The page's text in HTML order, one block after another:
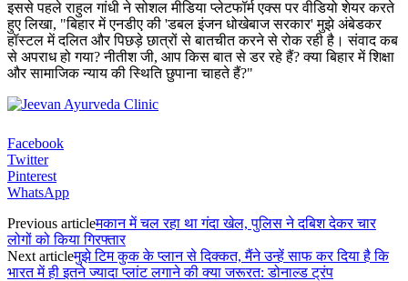
इससे पहले राहुल गांधी ने सोशल मीडिया प्लेटफॉर्म एक्स पर वीडियो शेयर करते
हुए लिखा, "बिहार में एनडीए की 'डबल इंजन धोखेबाज सरकार' मुझे अंबेडकर
हॉस्टल में दलित और पिछड़े छात्रों से बातचीत करने से रोक रही है। संवाद कब
से अपराध हो गया? नीतीश जी, आप किस बात से डर रहे हैं? क्या बिहार में शिक्षा
और सामाजिक न्याय की स्थिति छुपाना चाहते हैं?"
Facebook
Twitter
Pinterest
WhatsApp
Previous articleमकान में चल रहा था गंदा खेल, पुलिस ने दबिश देकर चार
लोगों को किया गिरफ्तार
Next articleमुझे टिम कुक के प्लान से दिक्कत, मैंने उन्हें साफ कर दिया है कि
भारत में ही इतने ज्यादा प्लांट लगाने की क्या जरूरत: डोनाल्ड ट्रंप